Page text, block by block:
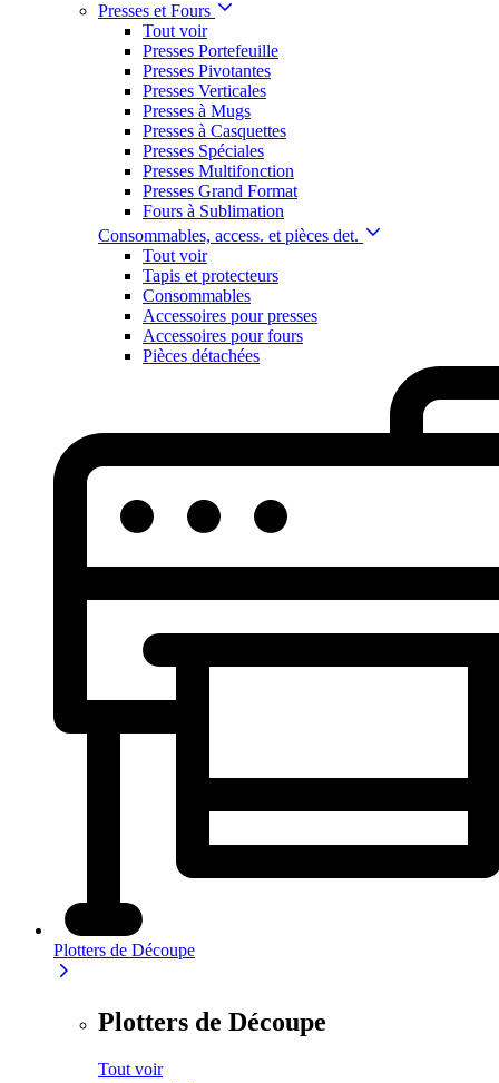
Presses et Fours
Tout voir
Presses Portefeuille
Presses Pivotantes
Presses Verticales
Presses à Mugs
Presses à Casquettes
Presses Spéciales
Presses Multifonction
Presses Grand Format
Fours à Sublimation
Consommables, access. et pièces det.
Tout voir
Tapis et protecteurs
Consommables
Accessoires pour presses
Accessoires pour fours
Pièces détachées
Plotters de Découpe
Plotters de Découpe
Tout voir